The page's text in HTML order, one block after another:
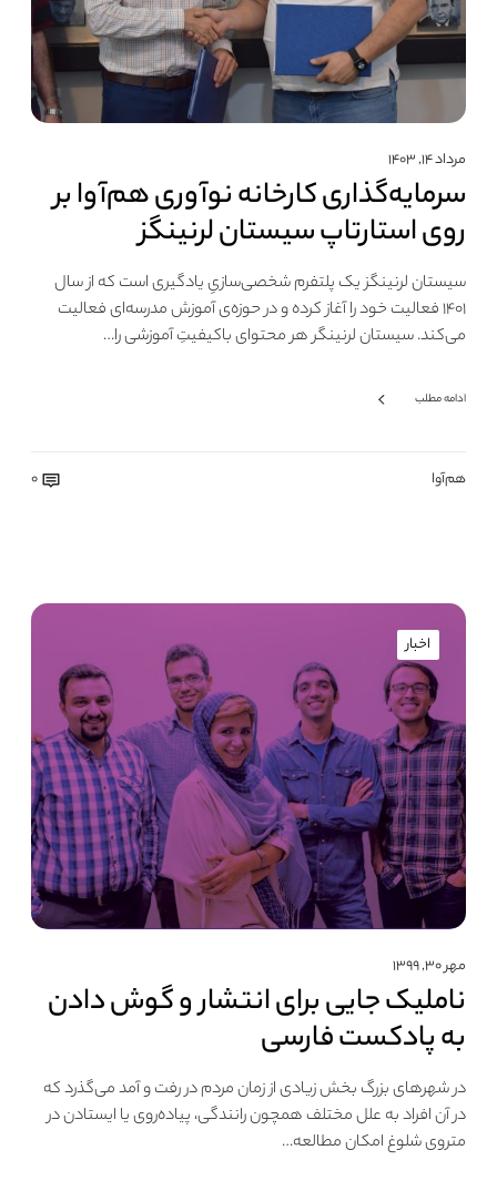
مرداد ۱۴, ۱۴۰۳
سرمایه‌گذاری کارخانه نوآوری هم‌آوا بر
روی استارتاپ سیستان لرنینگز
سیستان لرنینگز یک پلتفرم شخصی‌سازیِ یادگیری است که از سال
۱۴۰۱ فعالیت خود را آغاز کرده و در حوزه‌ی آموزش مدرسه‌ای فعالیت
می‌کند. سیستان لرنینگر هر محتوای باکیفیتِ آموزشی را…
ادامه مطلب
هم‌آوا 0
اخبار
مهر ۳۰, ۱۳۹۹
ناملیک جایی برای انتشار و گوش دادن
به پادکست فارسی
در شهرهای بزرگ بخش زیادی از زمان مردم در رفت و آمد می‌گذرد که
در آن افراد به علل مختلف همچون رانندگی، پیاده‌روی یا ایستادن در
متروی شلوغ امکان مطالعه…